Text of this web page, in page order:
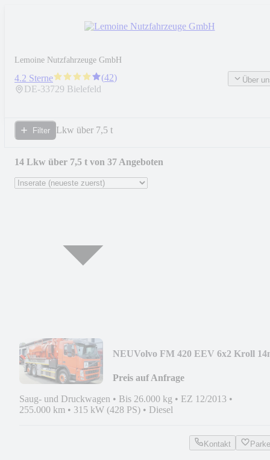
Lemoine Nutzfahrzeuge GmbH
4.2 Sterne (42)
DE-33729 Bielefeld
Über
Filter Lkw über 7,5 t
14 Lkw über 7,5 t von 37 Angeboten
NEUVolvo FM 420 EEV 6x2 Kroll
Preis auf Anfrage
Saug- und Druckwagen • Bis 26.000 kg • EZ 12/2013 •
255.000 km • 315 kW (428 PS) • Diesel
Kontakt